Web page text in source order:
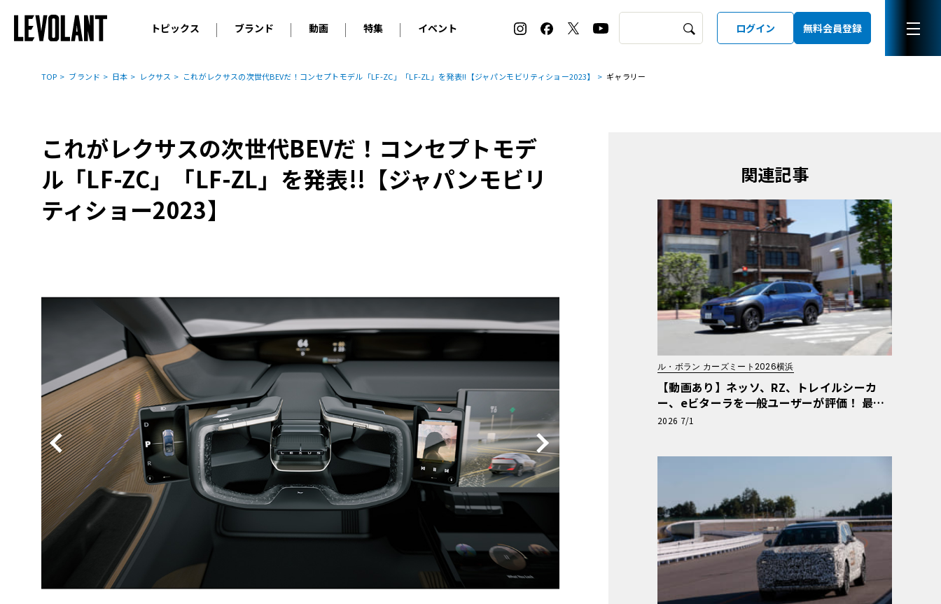
トピックス
ニュース
コラム
ブランド
輸入車 アウディ BMW
アルピナ
プジョー
ルノー
アバルト
アルファ・ロメオ
フィアット
ランボルギーニ
マセラティ
アストン・マーティン
ジープ
テスラ
ヒョンデ
BYD
その他
国産車 トヨタ
日産
ホンダ
スバル
マツダ
三菱
ダイハツ
スズキ
光岡
その他
動画
オリジナル動画
特集
2026 サマータイヤ＆ホイール バイヤーズガイド
ホイールカタログ
タイヤ特集
イベント
ル・ボラン カーズ・ミート2026横浜
EV:LIFE KOBE 2025
ル・ボラン カーズ・ミート2025横浜
ログイン 無料会員登録
TOP ブランド 日本 レクサス これがレクサスの次世代BEVだ！コンセプトモデル「LF-ZC」「LF-ZL」を発表!!【ジャパンモビリティショー2023】 ギャラリー
これがレクサスの次世代BEVだ！コンセプトモデ
ル「LF-ZC」「LF-ZL」を発表!!【ジャパンモビリ
ティショー2023】
関連記事
ル・ボラン カーズミート2026横浜
【動画あり】ネッソ、RZ、トレイルシーカ
ー、eビターラを一般ユーザーが評価！ 最新
電動車体験試乗レポート【ル・ボラン カーズ
2026 7/1